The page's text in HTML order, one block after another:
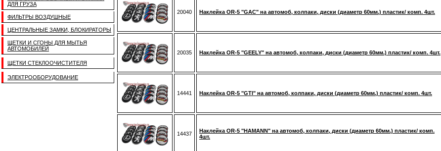
ДЛЯ ГРУЗА
ФИЛЬТРЫ ВОЗДУШНЫЕ
ЦЕНТРАЛЬНЫЕ ЗАМКИ, БЛОКИРАТОРЫ
ЩЕТКИ И СГОНЫ ДЛЯ МЫТЬЯ
АВТОМОБИЛЕЙ
ЩЕТКИ СТЕКЛООЧИСТИТЕЛЯ
ЭЛЕКТРООБОРУДОВАНИЕ
20040 Наклейка OR-5 "GAC" на автомоб, колпаки, диски (диаметр 60мм.) пластик/ комп. 4шт.
20035 Наклейка OR-5 "GEELY" на автомоб, колпаки, диски (диаметр 60мм.) пластик/ комп. 4шт.
14441 Наклейка OR-5 "GTI" на автомоб, колпаки, диски (диаметр 60мм.) пластик/ комп. 4шт.
14437
Наклейка OR-5 "HAMANN" на автомоб, колпаки, диски (диаметр 60мм.) пластик/ комп.
4шт.